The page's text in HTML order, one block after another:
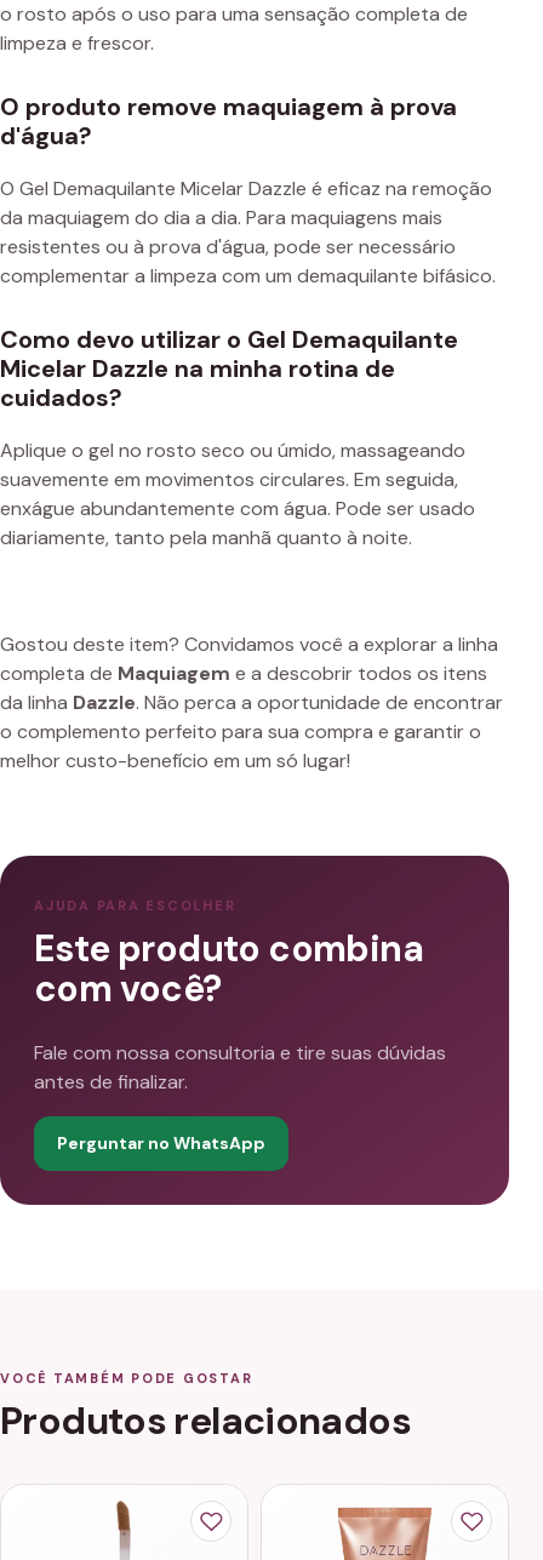
o rosto após o uso para uma sensação completa de
limpeza e frescor.
O produto remove maquiagem à prova
d'água?
O Gel Demaquilante Micelar Dazzle é eficaz na remoção
da maquiagem do dia a dia. Para maquiagens mais
resistentes ou à prova d'água, pode ser necessário
complementar a limpeza com um demaquilante bifásico.
Como devo utilizar o Gel Demaquilante
Micelar Dazzle na minha rotina de
cuidados?
Aplique o gel no rosto seco ou úmido, massageando
suavemente em movimentos circulares. Em seguida,
enxágue abundantemente com água. Pode ser usado
diariamente, tanto pela manhã quanto à noite.
Gostou deste item? Convidamos você a explorar a linha
completa de Maquiagem e a descobrir todos os itens
da linha Dazzle. Não perca a oportunidade de encontrar
o complemento perfeito para sua compra e garantir o
melhor custo-benefício em um só lugar!
AJUDA PARA ESCOLHER
Este produto combina
com você?
Fale com nossa consultoria e tire suas dúvidas
antes de finalizar.
Perguntar no WhatsApp
VOCÊ TAMBÉM PODE GOSTAR
Produtos relacionados